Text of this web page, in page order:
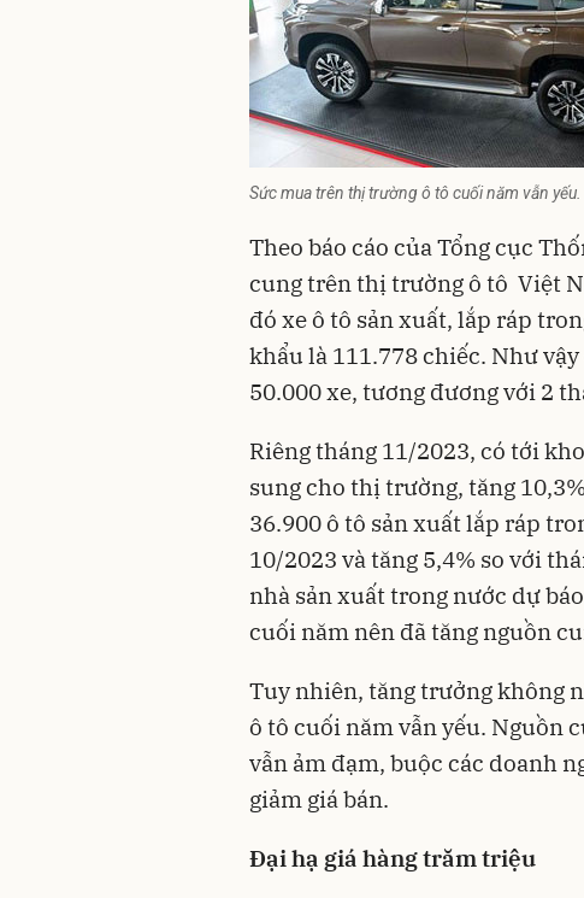
Sức mua trên thị trường ô tô cuối năm vẫn
Theo báo cáo của Tổng cục
cung trên thị trường ô tô Việt
đó xe ô tô sản xuất, lắp ráp
khẩu là 111.778 chiếc. Như
50.000 xe, tương đương với 2
Riêng tháng 11/2023, có tới
sung cho thị trường, tăng
36.900 ô tô sản xuất lắp ráp
10/2023 và tăng 5,4% so với
nhà sản xuất trong nước dự
cuối năm nên đã tăng nguồn
Tuy nhiên, tăng trưởng không
ô tô cuối năm vẫn yếu. Nguồn
vẫn ảm đạm, buộc các doanh
giảm giá bán.
Đại hạ giá hàng trăm triệu